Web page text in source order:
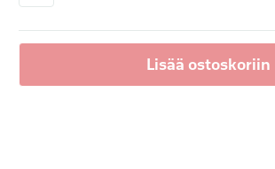
Lisää ostoskoriin